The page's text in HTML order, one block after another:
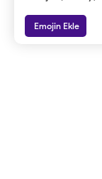
Emojin Ekle